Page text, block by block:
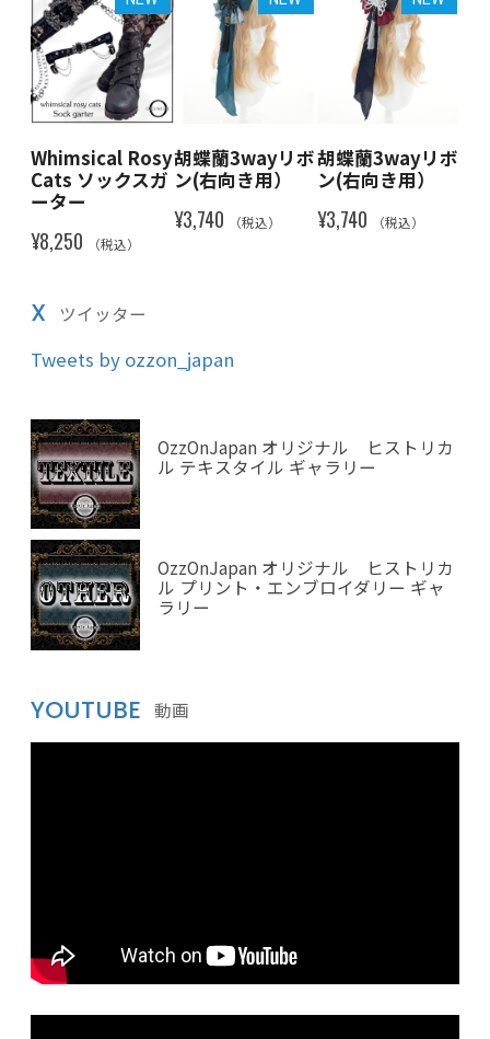
Whimsical Rosy
Cats ソックスガ
ーター
¥8,250 （税込）
胡蝶蘭3wayリボ
ン(右向き用）
¥3,740 （税込）
胡蝶蘭3wayリボ
ン(右向き用）
¥3,740 （税込）
X ツイッター
Tweets by ozzon_japan
OzzOnJapan オリジナル ヒストリカ
ル テキスタイル ギャラリー
OzzOnJapan オリジナル ヒストリカ
ル プリント・エンブロイダリー ギャ
ラリー
YOUTUBE 動画